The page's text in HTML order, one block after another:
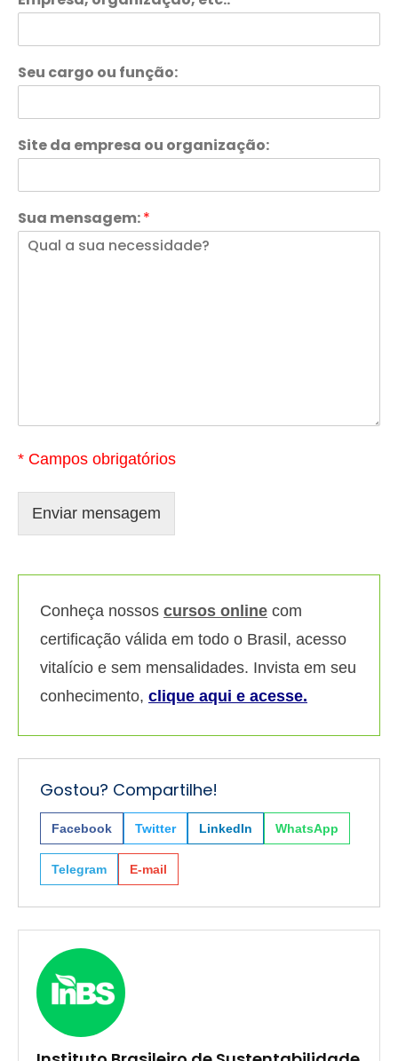
Seu cargo ou função:
Site da empresa ou organização:
Sua mensagem:*
* Campos obrigatórios
Enviar mensagem
Conheça nossos cursos online com
certificação válida em todo o Brasil, acesso
vitalício e sem mensalidades. Invista em seu
conhecimento, clique aqui e acesse.
Gostou? Compartilhe!
Facebook Twitter LinkedIn WhatsApp
Telegram E-mail